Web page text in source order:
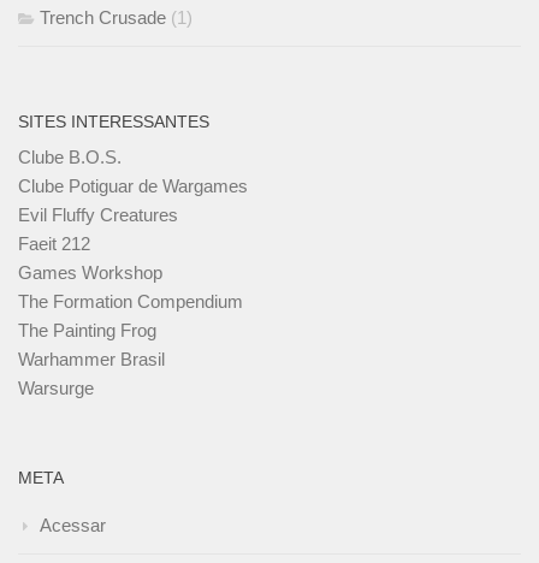
Trench Crusade (1)
SITES INTERESSANTES
Clube B.O.S.
Clube Potiguar de Wargames
Evil Fluffy Creatures
Faeit 212
Games Workshop
The Formation Compendium
The Painting Frog
Warhammer Brasil
Warsurge
META
Acessar